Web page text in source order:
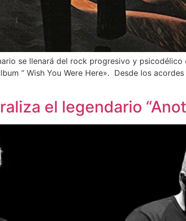
se llenará del rock progresivo y
“ Wish You Were Here». Desde los
el legendario